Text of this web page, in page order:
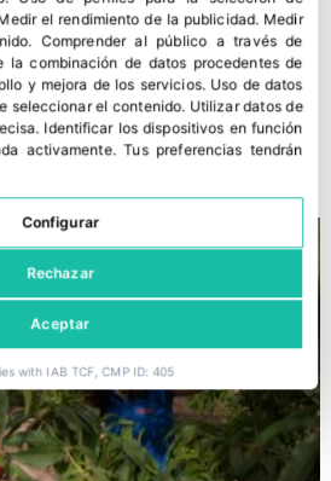
de melón con resistencia a
el rendimiento de la publicidad. Medir
.Comprender al público a través de
la combinación de datos procedentes de
y mejora de los servicios. Uso de datos
seleccionar el contenido. Utilizar datos de
. Identificar los dispositivos en función
activamente.Tus preferencias tendrán
Configurar
Rechazar
Aceptar
with IAB TCF, CMP ID: 405